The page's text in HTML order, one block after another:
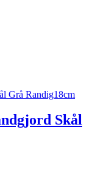
Skål